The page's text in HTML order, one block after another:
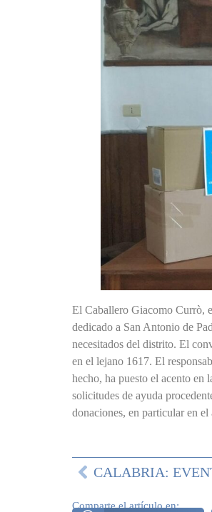
El Caballero Giacomo Currò,
dedicado a San Antonio de
necesitados del distrito. El
en el lejano 1617. El
hecho, ha puesto el acento en
solicitudes de ayuda
donaciones, en particular en
Comparte el artículo en: